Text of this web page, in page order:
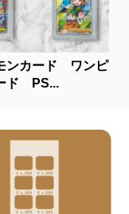
ンカード ワンピ
ド PS...